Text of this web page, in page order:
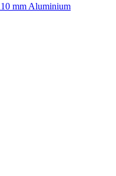
mm Aluminium